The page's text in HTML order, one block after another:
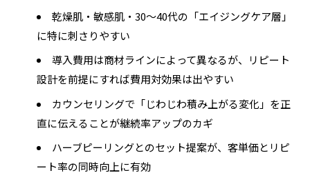
乾燥肌・敏感肌・30〜40代の「エイジングケア層」
に特に刺さりやすい
導入費用は商材ラインによって異なるが、リピート
設計を前提にすれば費用対効果は出やすい
カウンセリングで「じわじわ積み上がる変化」を正
直に伝えることが継続率アップのカギ
ハーブピーリングとのセット提案が、客単価とリピ
ート率の同時向上に有効